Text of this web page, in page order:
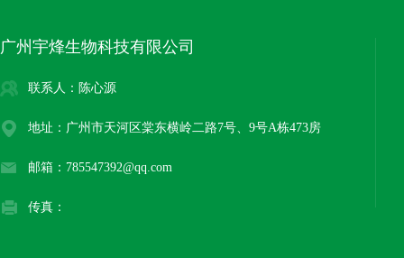
广州宇烽生物科技有限公司
联系人：陈心源
地址：广州市天河区棠东横岭二路7号、9号A栋473房
邮箱：785547392@qq.com
传真：